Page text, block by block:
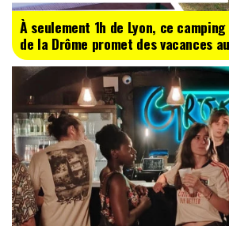
À seulement 1h de Lyon, ce
de la Drôme promet des vacances